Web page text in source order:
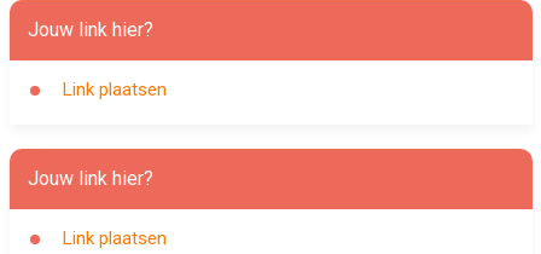
Jouw link hier?
Link plaatsen
Jouw link hier?
Link plaatsen